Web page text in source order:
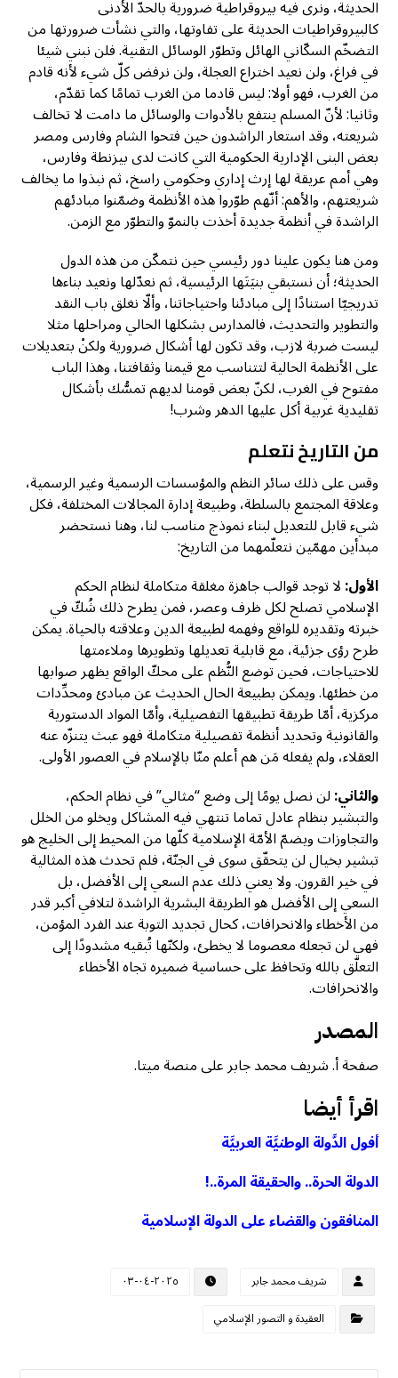
الحديثة، ونرى فيه بيروقراطية ضرورية بالحدّ الأدنى
كالبيروقراطيات الحديثة على تفاوتها، والتي نشأت ضرورتها من
التضخّم السكّاني الهائل وتطوّر الوسائل التقنية. فلن نبني شيئا
في فراغ، ولن نعيد اختراع العجلة، ولن نرفض كلّ شيء لأنه قادم
من الغرب، فهو أولا: ليس قادما من الغرب تمامًا كما تقدّم،
وثانيا: لأنّ المسلم ينتفع بالأدوات والوسائل ما دامت لا تخالف
شريعته، وقد استعار الراشدون حين فتحوا الشام وفارس ومصر
بعض البنى الإدارية الحكومية التي كانت لدى بيزنطة وفارس،
وهي أمم عريقة لها إرث إداري وحكومي راسخ، ثم نبذوا ما يخالف
شريعتهم، والأهم: أنّهم طوّروا هذه الأنظمة وضمّنوا مبادئهم
الراشدة في أنظمة جديدة أخذت بالنموّ والتطوّر مع الزمن.
ومن هنا يكون علينا دور رئيسي حين نتمكّن من هذه الدول
الحديثة؛ أن نستبقي بنيَتَها الرئيسية، ثم نعدّلها ونعيد بناءها
تدريجيّا استنادًا إلى مبادئنا واحتياجاتنا، وألّا نغلق باب النقد
والتطوير والتحديث، فالمدارس بشكلها الحالي ومراحلها مثلا
ليست ضربة لازب، وقد تكون لها أشكال ضرورية ولكنْ بتعديلات
على الأنظمة الحالية لتتناسب مع قيمنا وثقافتنا، وهذا الباب
مفتوح في الغرب، لكنّ بعض قومنا لديهم تمسُّك بأشكال
تقليدية غربية أكل عليها الدهر وشرب!
من التاريخ نتعلم
وقس على ذلك سائر النظم والمؤسسات الرسمية وغير الرسمية،
وعلاقة المجتمع بالسلطة، وطبيعة إدارة المجالات المختلفة، فكل
شيء قابل للتعديل لبناء نموذج مناسب لنا، وهنا نستحضر
مبدأين مهمّين نتعلّمهما من التاريخ:
الأول:لا توجد قوالب جاهزة مغلقة متكاملة لنظام الحكم
الإسلامي تصلح لكل ظرف وعصر، فمن يطرح ذلك شُكّ في
خبرته وتقديره للواقع وفهمه لطبيعة الدين وعلاقته بالحياة. يمكن
طرح رؤى جزئية، مع قابلية تعديلها وتطويرها وملاءمتها
للاحتياجات، فحين توضع النُّظم على محكّ الواقع يظهر صوابها
من خطئها. ويمكن بطبيعة الحال الحديث عن مبادئ ومحدِّدات
مركزية، أمّا طريقة تطبيقها التفصيلية، وأمّا المواد الدستورية
والقانونية وتحديد أنظمة تفصيلية متكاملة فهو عبث يتنزّه عنه
العقلاء، ولم يفعله مَن هم أعلم منّا بالإسلام في العصور الأولى.
والثاني:لن نصل يومًا إلى وضع “مثالي” في نظام الحكم،
والتبشير بنظام عادل تماما تنتهي فيه المشاكل ويخلو من الخلل
والتجاوزات ويضمّ الأمّة الإسلامية كلّها من المحيط إلى الخليج هو
تبشير بخيال لن يتحقّق سوى في الجنّة، فلم تحدث هذه المثالية
في خير القرون. ولا يعني ذلك عدم السعي إلى الأفضل، بل
السعي إلى الأفضل هو الطريقة البشرية الراشدة لتلافي أكبر قدر
من الأخطاء والانحرافات، كحال تجديد التوبة عند الفرد المؤمن،
فهي لن تجعله معصوما لا يخطئ، ولكنّها تُبقيه مشدودًا إلى
التعلّق بالله وتحافظ على حساسية ضميره تجاه الأخطاء
والانحرافات.
المصدر
صفحة أ. شريف محمد جابر على منصة ميتا.
اقرأ أيضا
أفول الدَّولة الوطنيَّة العربيَّة
الدولة الحرة.. والحقيقة المرة..!
المنافقون والقضاء على الدولة الإسلامية
شريف محمد جابر
٢٠٢٥-٠٤-٠٣
العقيدة و التصور الإسلامي